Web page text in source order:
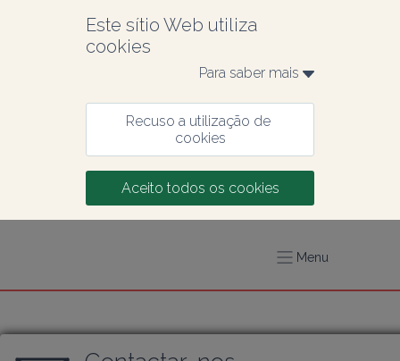
Este sítio Web utiliza
cookies
Para saber mais
Recuso a utilização de
cookies
Aceito todos os cookies
Menu